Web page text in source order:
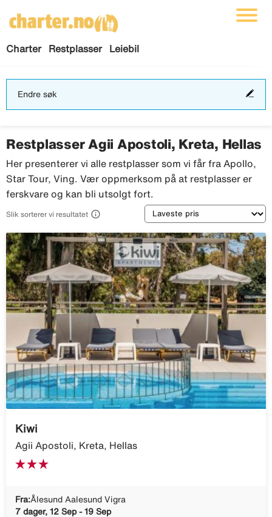
Charter Restplasser Leiebil
Endre søk
Restplasser Agii Apostoli, Kreta, Hellas
Her presenterer vi alle restplasser som vi får fra Apollo,
Star Tour, Ving. Vær oppmerksom på at restplasser er
ferskvare og kan bli utsolgt fort.
Slik sorterer vi resultatet  Sortering
Kiwi
Agii Apostoli, Kreta, Hellas
Fra:Ålesund Aalesund Vigra
7 dager, 12 Sep - 19 Sep